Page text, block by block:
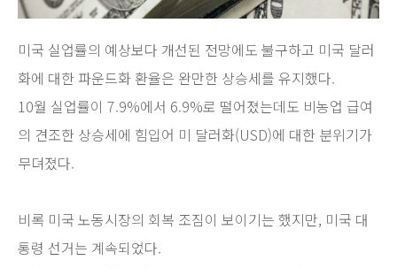
미국 실업률의 예상보다 개선된 전망에도 불구하고 미국 달러
화에 대한 파운드화 환율은 완만한 상승세를 유지했다.
10월 실업률이 7.9%에서 6.9%로 떨어졌는데도 비농업 급여
의 견조한 상승세에 힘입어 미 달러화(USD)에 대한 분위기가
무뎌졌다.
비록 미국 노동시장의 회복 조짐이 보이기는 했지만, 미국 대
통령 선거는 계속되었다.